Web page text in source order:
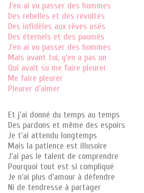
J'en ai vu passer des hommes
Des rebelles et des révoltés
Des infidèles aux rêves usés
Des éternels et des paumés
J'en ai vu passer des hommes
Mais avant toi, y'en a pas un
Qui avait su me faire pleurer
Me faire pleurer
Pleurer d'aimer
Et j'ai donné du temps au temps
Des pardons et même des espoirs
Je t'ai attendu longtemps
Mais la patience est illusoire
J'ai pas le talent de comprendre
Pourquoi tout est si compliqué
Je n'ai plus d'amour à défendre
Ni de tendresse à partager